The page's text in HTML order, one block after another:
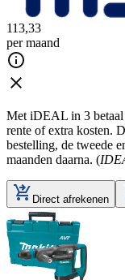
113,33
per maand
Met iDEAL in 3 betaal
rente of extra kosten.
bestelling, de tweede
maanden daarna. (
Direct afrekenen